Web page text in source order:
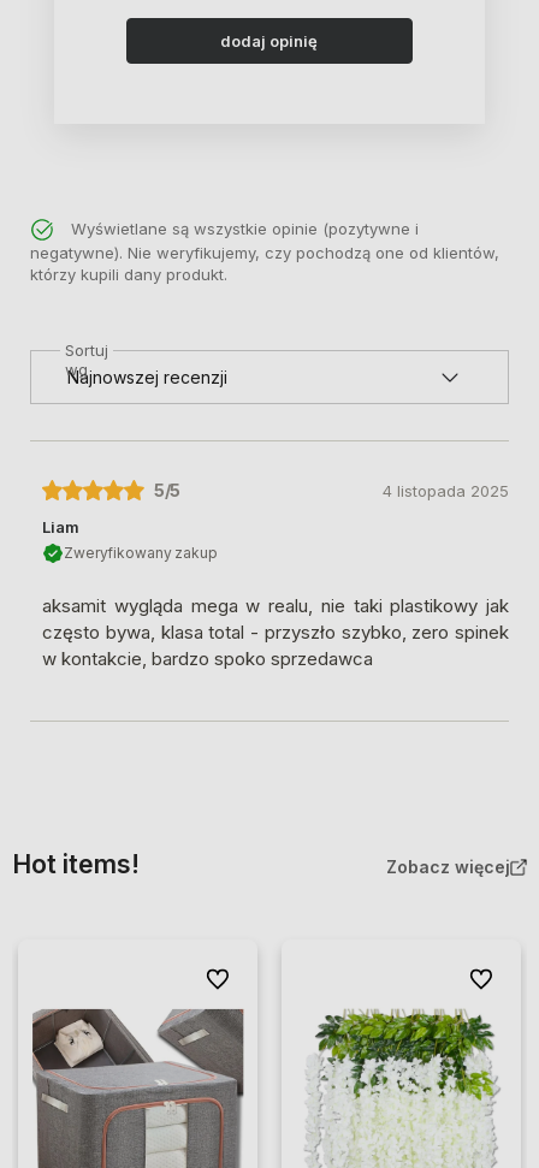
dodaj opinię
Wyświetlane są wszystkie opinie (pozytywne i
negatywne). Nie weryfikujemy, czy pochodzą one od klientów,
którzy kupili dany produkt.
Sortuj
wg
5/5
Liam
Zweryfikowany zakup
aksamit wygląda mega w realu, nie taki plastikowy jak
często bywa, klasa total - przyszło szybko, zero spinek
w kontakcie, bardzo spoko sprzedawca
4 listopada 2025
Hot items! Zobacz więcej
Do ulubionych Do